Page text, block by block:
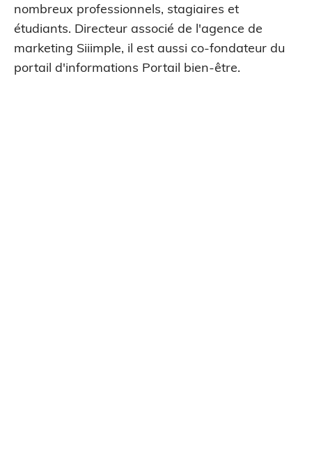
nombreux professionnels, stagiaires et
étudiants. Directeur associé de l'agence de
marketing Siiimple, il est aussi co-fondateur du
portail d'informations Portail bien-être.